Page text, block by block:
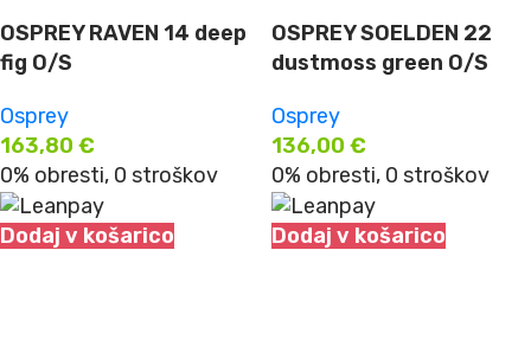
OSPREY RAVEN 14 deep
fig O/S
Osprey
163,80 €
0% obresti, 0 stroškov
Dodaj v košarico
OSPREY SOELDEN 22
dustmoss green O/S
Osprey
136,00 €
0% obresti, 0 stroškov
Dodaj v košarico